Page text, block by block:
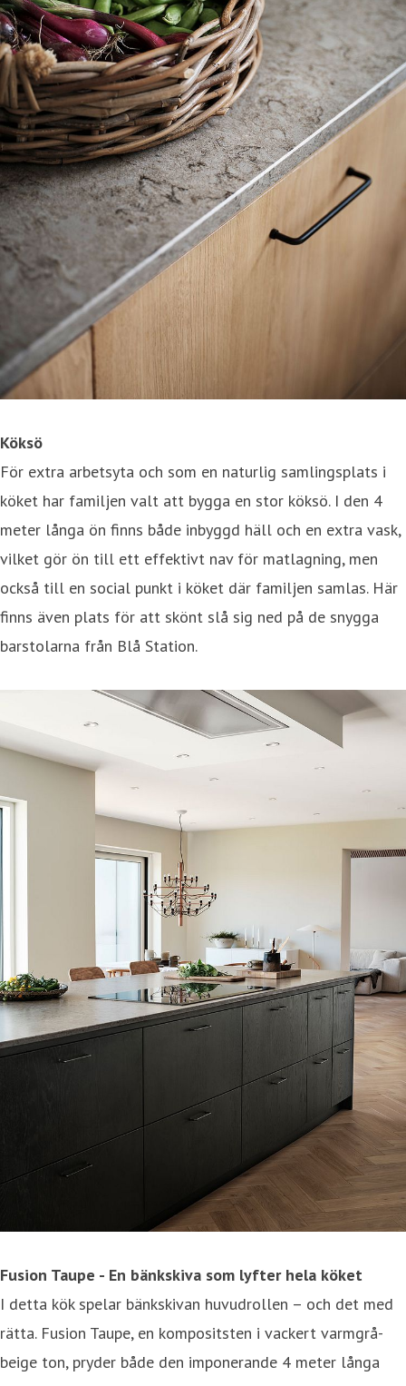
Köksö
För extra arbetsyta och som en naturlig samlingsplats i
köket har familjen valt att bygga en stor köksö. I den 4
meter långa ön finns både inbyggd häll och en extra vask,
vilket gör ön till ett effektivt nav för matlagning, men
också till en social punkt i köket där familjen samlas. Här
finns även plats för att skönt slå sig ned på de snygga
barstolarna från Blå Station.
Fusion Taupe - En bänkskiva som lyfter hela köket
I detta kök spelar bänkskivan huvudrollen – och det med
rätta. Fusion Taupe, en kompositsten i vackert varmgrå-
beige ton, pryder både den imponerande 4 meter långa